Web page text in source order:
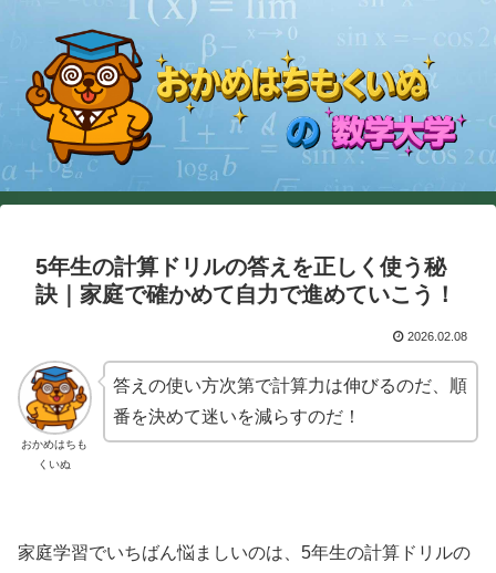
5年生の計算ドリルの答えを正しく使う秘
訣｜家庭で確かめて自力で進めていこう！
2026.02.08
おかめはちも
くいぬ
答えの使い方次第で計算力は伸びるのだ、順
番を決めて迷いを減らすのだ！
家庭学習でいちばん悩ましいのは、5年生の計算ドリルの